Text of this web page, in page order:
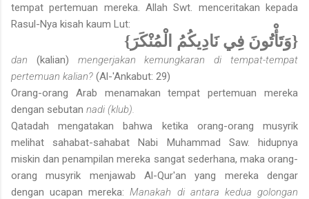
tempat pertemuan mereka. Allah Swt. menceritakan kepada
Rasul-Nya kisah kaum Lut:
{وَتَأْتُونَ فِي نَادِيكُمُ الْمُنْكَرَ}
dan (kalian) mengerjakan kemungkaran di tempat-tempat
pertemuan kalian? (Al-'Ankabut: 29)
Orang-orang Arab menamakan tempat pertemuan mereka
dengan sebutan nadi (klub).
Qatadah mengatakan bahwa ketika orang-orang musyrik
melihat sahabat-sahabat Nabi Muhammad Saw. hidupnya
miskin dan penampilan mereka sangat sederhana, maka orang-
orang musyrik menjawab Al-Qur'an yang mereka dengar
dengan ucapan mereka:Manakah di antara kedua golongan